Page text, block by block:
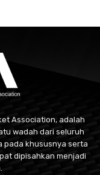
Association, adalah
wadah dari seluruh
pada khususnya serta
dipisahkan menjadi